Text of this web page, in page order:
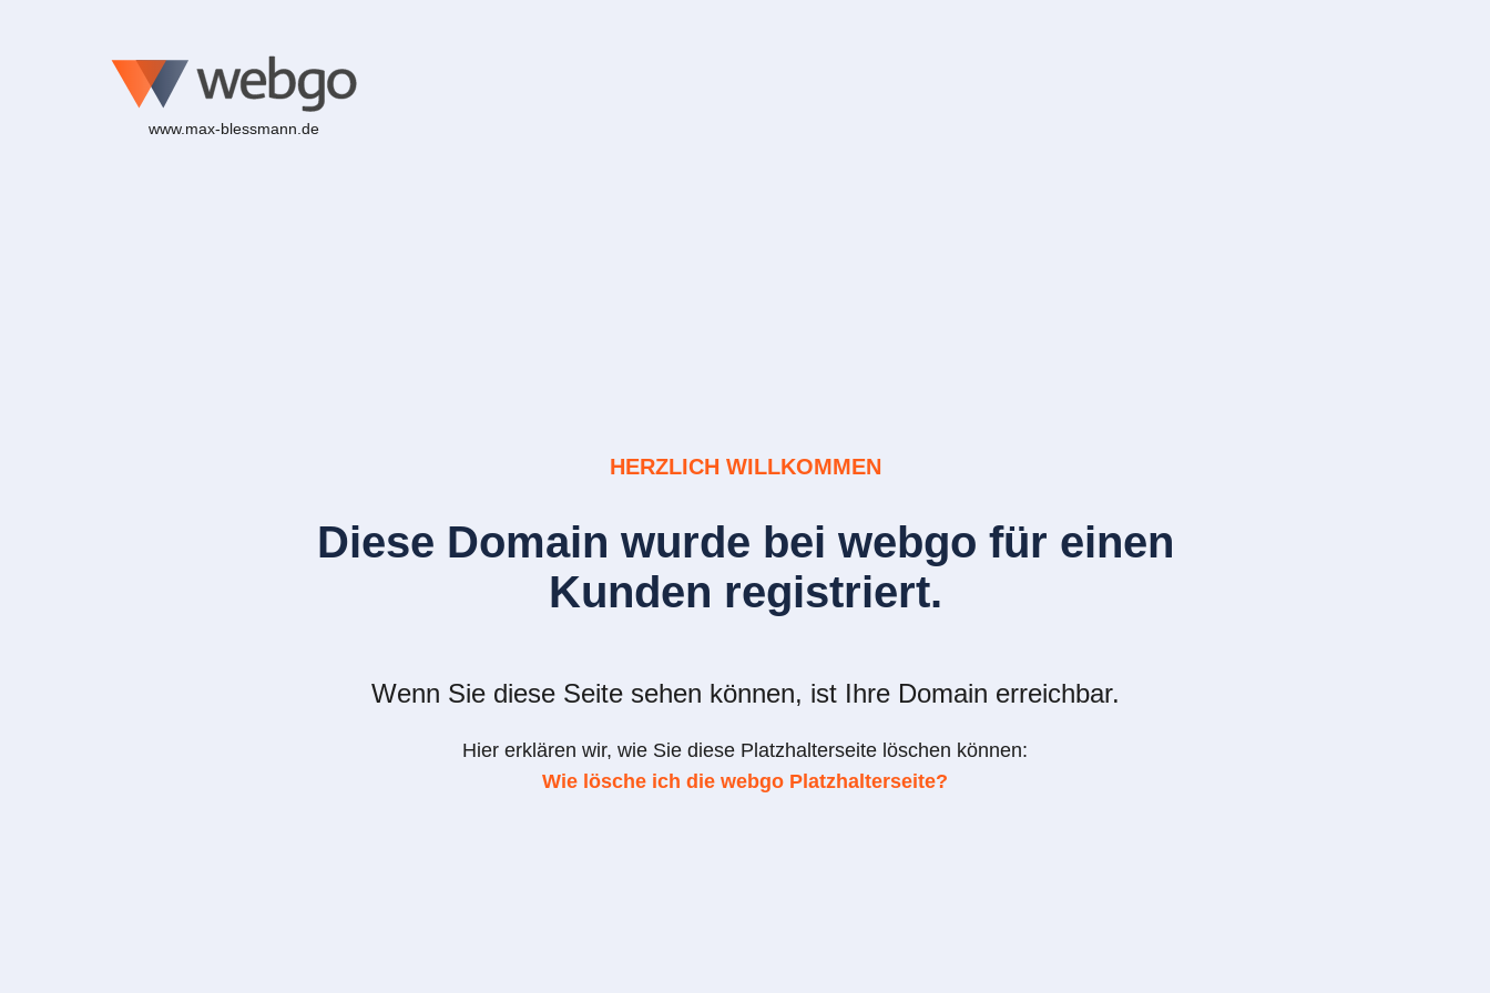
www.max-blessmann.de
HERZLICH WILLKOMMEN
Diese Domain wurde bei webgo für einen
Kunden registriert.
Wenn Sie diese Seite sehen können, ist Ihre Domain erreichbar.
Hier erklären wir, wie Sie diese Platzhalterseite löschen können:
Wie lösche ich die webgo Platzhalterseite?